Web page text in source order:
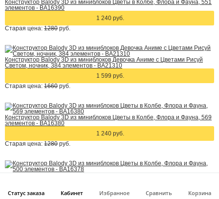
Статус заказа Кабинет Избранное Сравнить Корзина
Конструктор Balody 3D из миниблоков Цветы в Колбе, Флора и Фауна, 551
элементов - BA16390
1 240 руб.
Старая цена: 1280 руб.
Конструктор Balody 3D из миниблоков Девочка Аниме с Цветами Рисуй
Светом, ночник, 384 элементов - BA21310
1 599 руб.
Старая цена: 1660 руб.
Конструктор Balody 3D из миниблоков Цветы в Колбе, Флора и Фауна, 569
элементов - BA16380
1 240 руб.
Старая цена: 1280 руб.
Конструктор Balody 3D из миниблоков Цветы в Колбе, Флора и Фауна, 500
1 240 руб.